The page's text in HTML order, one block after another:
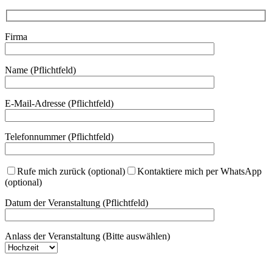
Firma
Name (Pflichtfeld)
E-Mail-Adresse (Pflichtfeld)
Telefonnummer (Pflichtfeld)
Rufe mich zurück (optional)
Kontaktiere mich per WhatsApp
(optional)
Datum der Veranstaltung (Pflichtfeld)
Anlass der Veranstaltung (Bitte auswählen)